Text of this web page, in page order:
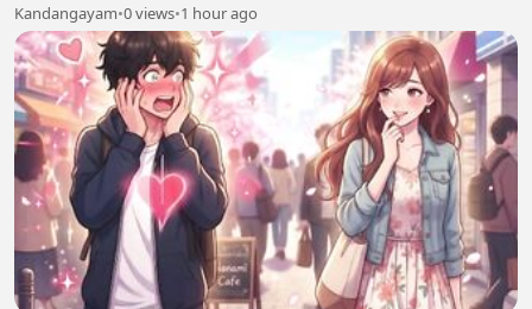
Kandangayam•0 views•1 hour ago